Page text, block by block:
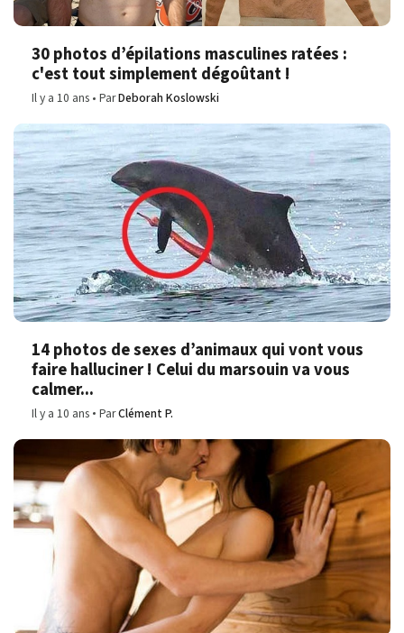
30 photos d’épilations masculines ratées :
c'est tout simplement dégoûtant !
Il y a 10 ans ParDeborah Koslowski
14 photos de sexes d’animaux qui vont vous
faire halluciner ! Celui du marsouin va vous
calmer...
Il y a 10 ans ParClément P.